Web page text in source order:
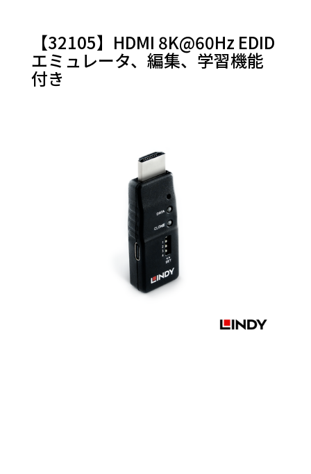
【32105】HDMI 8K@60Hz EDID
エミュレータ、編集、学習機能
付き